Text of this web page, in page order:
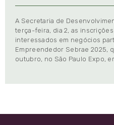
A Secretaria de
terça-feira, dia 2, as
interessados em negócios
Empreendedor Sebrae 2025,
outubro, no São Paulo Expo,